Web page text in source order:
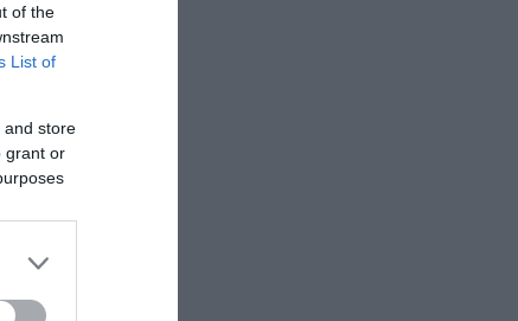
of the
List of
and store
grant or